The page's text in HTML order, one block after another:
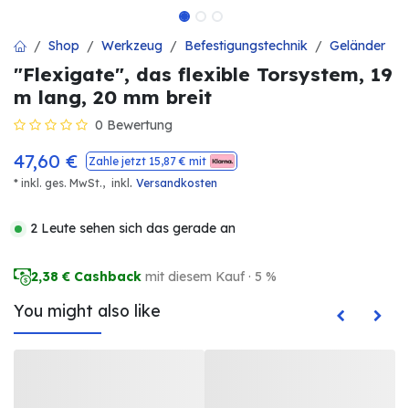
Shop Werkzeug Befestigungstechnik Geländer
"Flexigate", das flexible Torsystem, 19
m lang, 20 mm breit
0 Bewertung
47,60 € Zahle jetzt 15,87€ mit
* inkl. ges. MwSt., inkl . Versandkosten
2 Leute sehen sich das gerade an
2,38 € Cashback mit diesem Kauf · 5 %
You might also like